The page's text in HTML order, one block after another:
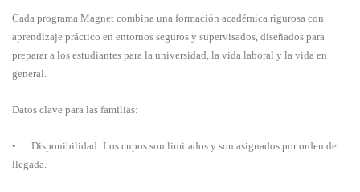
Cada programa Magnet combina una formación académica rigurosa con
aprendizaje práctico en entornos seguros y supervisados, diseñados para
preparar a los estudiantes para la universidad, la vida laboral y la vida en
general.
Datos clave para las familias:
•
Disponibilidad: Los cupos son limitados y son asignados por orden de
llegada.